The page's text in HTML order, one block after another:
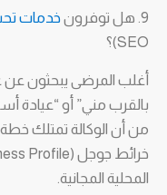
9. هل توفرون خدمات
SEO)؟
أغلب المرضى يبحثون
بالقرب مني” أو “عيادة
من أن الوكالة تمتلك
المحلية المجانية.